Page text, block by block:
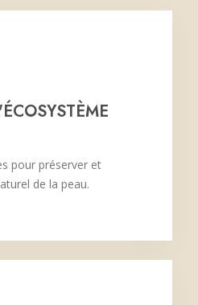
pour préserver et
de la peau.